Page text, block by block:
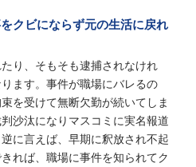
クビにならず元の生活に戻れ
り、そもそも逮捕されなけれ
ます。事件が職場にバレるの
を受けて無断欠勤が続いてしま
沙汰になりマスコミに実名報道
に言えば、早期に釈放され不起
れば、職場に事件を知られてク